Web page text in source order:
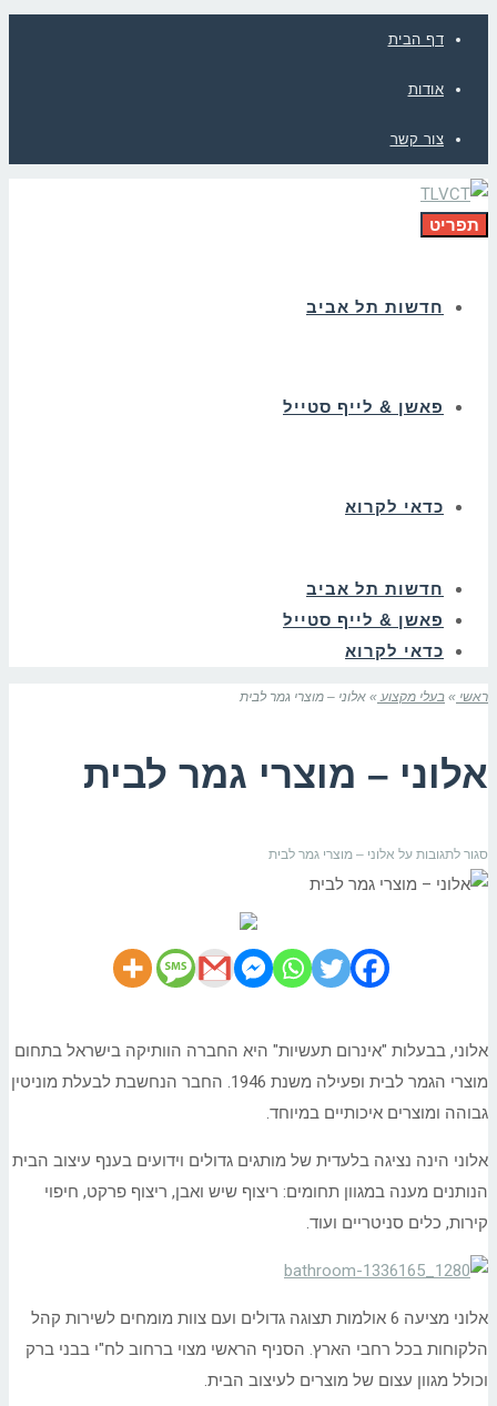
דף הבית
אודות
צור קשר
תפריט
חדשות תל אביב
פאשן & לייף סטייל
כדאי לקרוא
חדשות תל אביב
פאשן & לייף סטייל
כדאי לקרוא
ראשי » בעלי מקצוע » אלוני – מוצרי גמר לבית
אלוני – מוצרי גמר לבית
סגור לתגובות על אלוני – מוצרי גמר לבית
אלוני, בבעלות "אינרום תעשיות" היא החברה הוותיקה בישראל בתחום
מוצרי הגמר לבית ופעילה משנת 1946. החבר הנחשבת לבעלת מוניטין
גבוהה ומוצרים איכותיים במיוחד.
אלוני הינה נציגה בלעדית של מותגים גדולים וידועים בענף עיצוב הבית
הנותנים מענה במגוון תחומים: ריצוף שיש ואבן, ריצוף פרקט, חיפוי
קירות, כלים סניטריים ועוד.
אלוני מציעה 6 אולמות תצוגה גדולים ועם צוות מומחים לשירות קהל
הלקוחות בכל רחבי הארץ. הסניף הראשי מצוי ברחוב לח"י בבני ברק
וכולל מגוון עצום של מוצרים לעיצוב הבית.